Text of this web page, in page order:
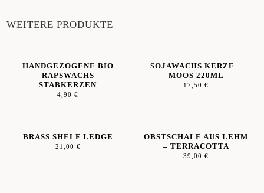
WEITERE PRODUKTE
HANDGEZOGENE BIO
RAPSWACHS
STABKERZEN
4,90€
SOJAWACHS KERZE –
MOOS 220ML
17,50 €
BRASS SHELF LEDGE
21,00 €
OBSTSCHALE AUS LEHM
– TERRACOTTA
39,00 €